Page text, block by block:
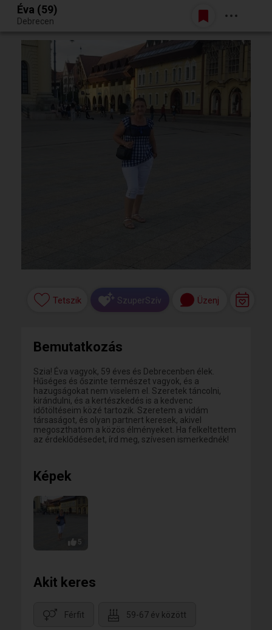
Egy jó randiból bármi lehet.
Belépés
Éva (59)
Debrecen
Tetszik SzuperSzív Üzenj
Bemutatkozás
Szia! Éva vagyok, 59 éves és Debrecenben élek.
Hűséges és őszinte természet vagyok, és a
hazugságokat nem viselem el. Szeretek táncolni,
kirándulni, és a kertészkedés is a kedvenc
időtöltéseim közé tartozik. Szeretem a vidám
társaságot, és olyan partnert keresek, akivel
megoszthatom a közös élményeket. Ha felkeltettem
az érdeklődésedet, írd meg, szívesen ismerkednék!
Képek
5
Akit keres
Férfit 59-67 év között